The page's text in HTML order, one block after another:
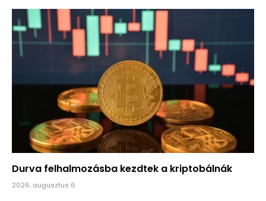
Durva felhalmozásba kezdtek a kriptobálnák
2026. augusztus 6.